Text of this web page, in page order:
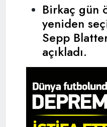
Birkaç gün
yeniden
Sepp
açıkladı.